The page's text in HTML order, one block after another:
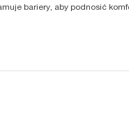
bariery, aby podnosić